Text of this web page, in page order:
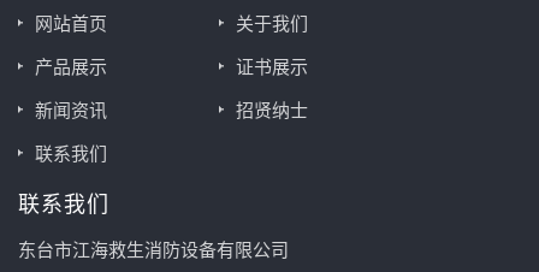
网站首页 关于我们
产品展示 证书展示
新闻资讯 招贤纳士
联系我们
联系我们
东台市江海救生消防设备有限公司